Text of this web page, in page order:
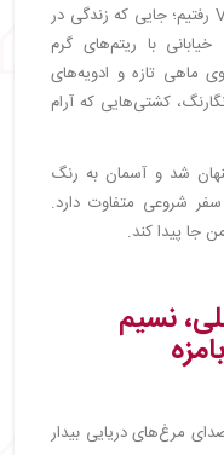
عصر، قدم‌زنان به سمت V&A Waterfront رفتیم؛ جایی که زندگی در
با ریتم‌های گرم
ماهی تازه و ادویه‌های
کشتی‌هایی که آرام
شد و آسمان به رنگ
شروعی متفاوت دارد.
جا پیدا کند.
نسیم
مرغ‌های دریایی بیدار